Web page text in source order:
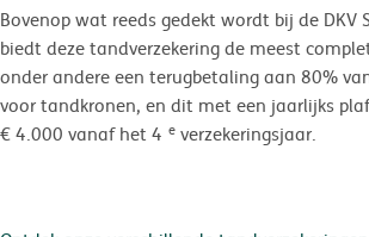
Bovenop wat reeds gedekt wordt bij de DKV
biedt deze tandverzekering de meest
onder andere een terugbetaling aan 80%
voor tandkronen, en dit met een jaarlijks
€ 4.000 vanaf het 4 e verzekeringsjaar.